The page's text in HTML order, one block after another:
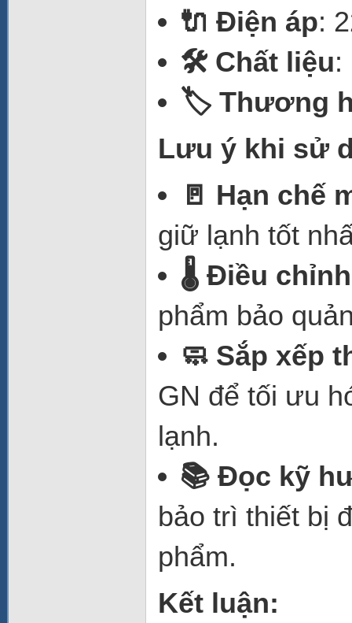
🔌 Điện áp:
🛠️ Chất liệu:
🏷️ Thương
Lưu ý khi sử
🚪 Hạn chế
giữ lạnh tốt
🌡️ Điều
phẩm bảo
🧼 Sắp xếp
GN để tối ưu
lạnh.
📚 Đọc kỹ
bảo trì thiết bị
phẩm.
Kết luận: